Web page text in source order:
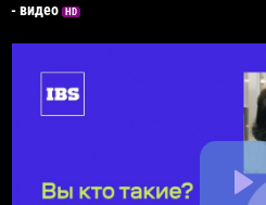
- видео
HD